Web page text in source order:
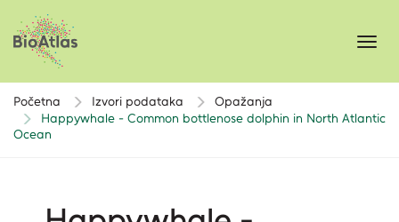
Početna Izvori podataka
Opažanja
Happywhale - Common bottlenose dolphin in North Atlantic
Ocean